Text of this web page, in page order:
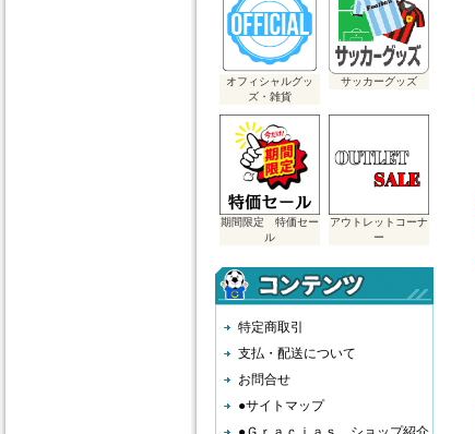
オフィシャルグッ
ズ・雑貨
サッカーグッズ
期間限定 特価セー
ル
アウトレットコーナ
ー
特定商取引
支払・配送について
お問合せ
●サイトマップ